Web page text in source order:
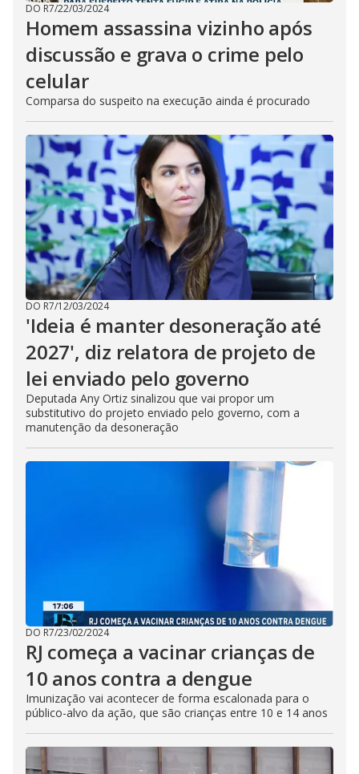
DO R7/22/03/2024
Homem assassina vizinho após
discussão e grava o crime pelo
celular
Comparsa do suspeito na execução ainda é procurado
DO R7/12/03/2024
'Ideia é manter desoneração até
2027', diz relatora de projeto de
lei enviado pelo governo
Deputada Any Ortiz sinalizou que vai propor um
substitutivo do projeto enviado pelo governo, com a
manutenção da desoneração
DO R7/23/02/2024
RJ começa a vacinar crianças de
10 anos contra a dengue
Imunização vai acontecer de forma escalonada para o
público-alvo da ação, que são crianças entre 10 e 14 anos